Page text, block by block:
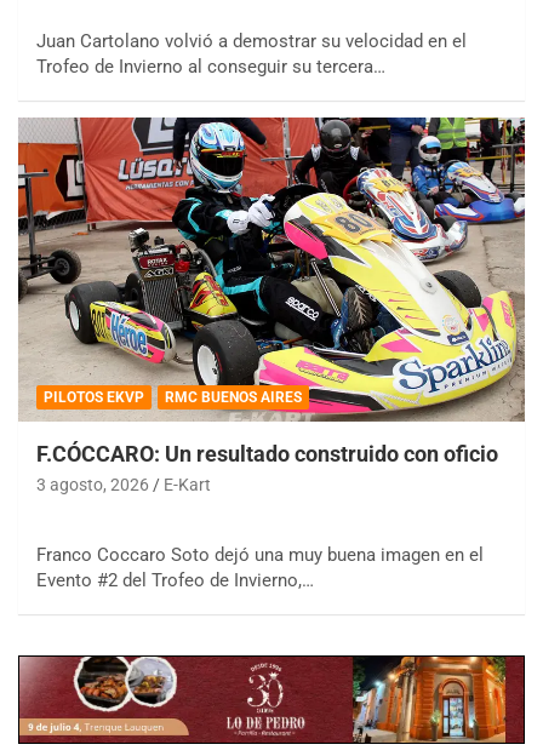
Juan Cartolano volvió a demostrar su velocidad en el
Trofeo de Invierno al conseguir su tercera…
PILOTOS EKVP RMC BUENOS AIRES
F.CÓCCARO: Un resultado construido con oficio
3 agosto, 2026 E-Kart
Franco Coccaro Soto dejó una muy buena imagen en el
Evento #2 del Trofeo de Invierno,…